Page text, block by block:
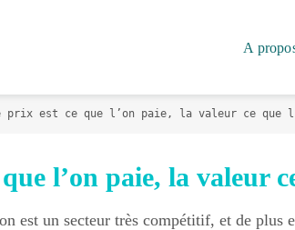
A
prix est ce que l’on paie, la valeur ce que
l’on paie, la valeur
est un secteur très compétitif, et de plus